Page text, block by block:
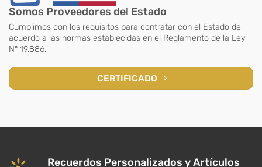
Somos Proveedores del Estado
Cumplimos con los requisitos para contratar con el Estado de
acuerdo a las normas establecidas en el Reglamento de la Ley
N° 19.886.
CERTIFICADO
Recuerdos Personalizados y Artículos